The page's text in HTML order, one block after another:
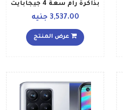
بذاكرة رام سعة 4 جيجابايت
LTE وبلون أزرق بنمط
متقاطع إصدار الشرق
3,537.00 جنيه
عرض المنتج